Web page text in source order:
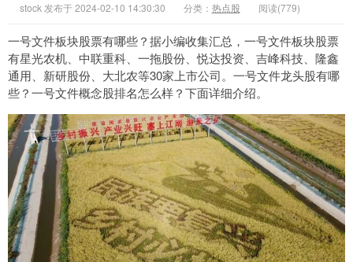
每日概念股
stock 发布于 2024-02-10 14:30:30 分类： 热点股 阅读(779)
一号文件板块股票有哪些？据小编收集汇总，一号文件板块股票
有星光农机、中联重科、一拖股份、悦达投资、吉峰科技、隆鑫
通用、新研股份、大北农等30家上市公司。一号文件龙头股有哪
些？一号文件概念股排名怎么样？下面详细介绍。